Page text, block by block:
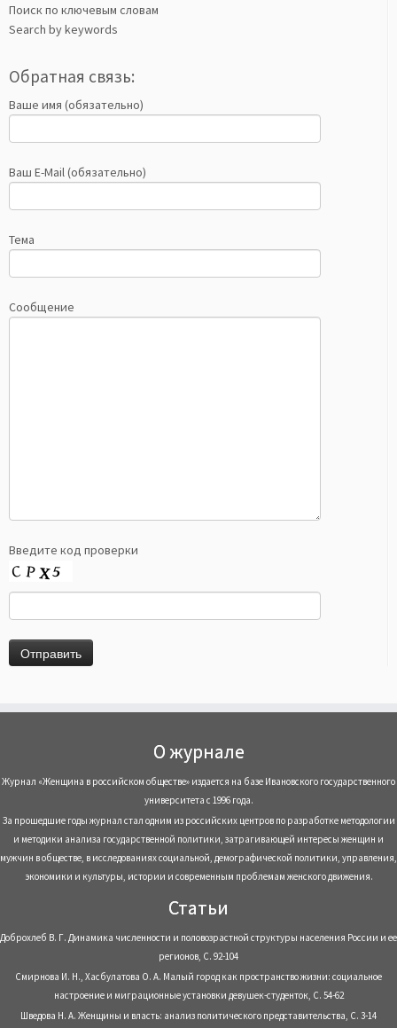
Поиск по ключевым словам
Search by keywords
Обратная связь:
Ваше имя (обязательно)
Ваш E-Mail (обязательно)
Тема
Сообщение
Введите код проверки
О журнале
Журнал «Женщина в российском обществе» издается на базе Ивановского государственного
университета с 1996 года.
За прошедшие годы журнал стал одним из российских центров по разработке методологии
и методики анализа государственной политики, затрагивающей интересы женщин и
мужчин в обществе, в исследованиях социальной, демографической политики, управления,
экономики и культуры, истории и современным проблемам женского движения.
Статьи
Доброхлеб В. Г. Динамика численности и половозрастной структуры населения России и ее
регионов, С. 92-104
Смирнова И. Н., Хасбулатова О. А. Малый город как пространство жизни: социальное
настроение и миграционные установки девушек-студенток, С. 54-62
Шведова Н. А. Женщины и власть: анализ политического представительства, С. 3-14